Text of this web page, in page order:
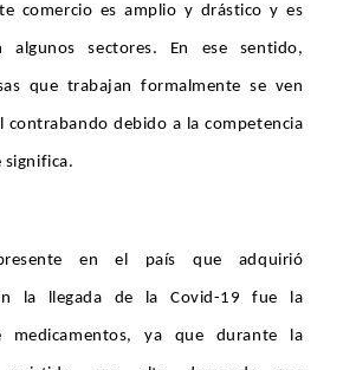
comercio es amplio y drástico y es
algunos sectores. En ese sentido,
que trabajan formalmente se ven
contrabando debido a la competencia
significa.
en el país que adquirió
la llegada de la Covid-19 fue la
medicamentos, ya que durante la